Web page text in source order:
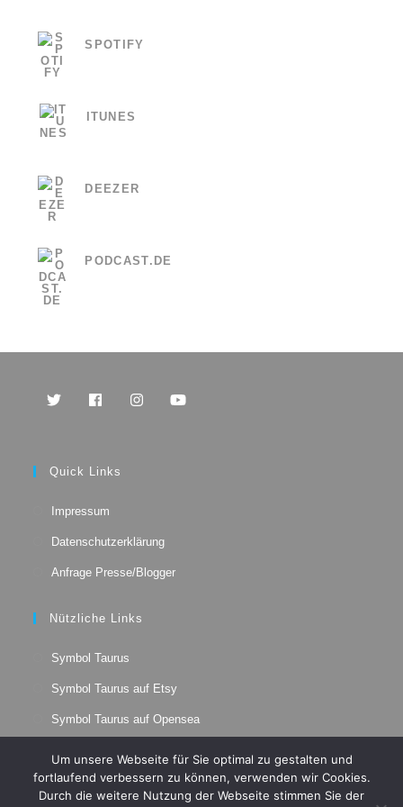
SPOTIFY
ITUNES
DEEZER
PODCAST.DE
a
a
Quick Links
Impressum
Datenschutzerklärung
Anfrage Presse/Blogger
Nützliche Links
Symbol Taurus
a
tab
Symbol Taurus auf Etsy
a
new
tab
Symbol Taurus auf Opensea
new
in
a
new
Um unsere Webseite für Sie optimal zu gestalten und
fortlaufend verbessern zu können, verwenden wir Cookies.
Durch die weitere Nutzung der Webseite stimmen Sie der